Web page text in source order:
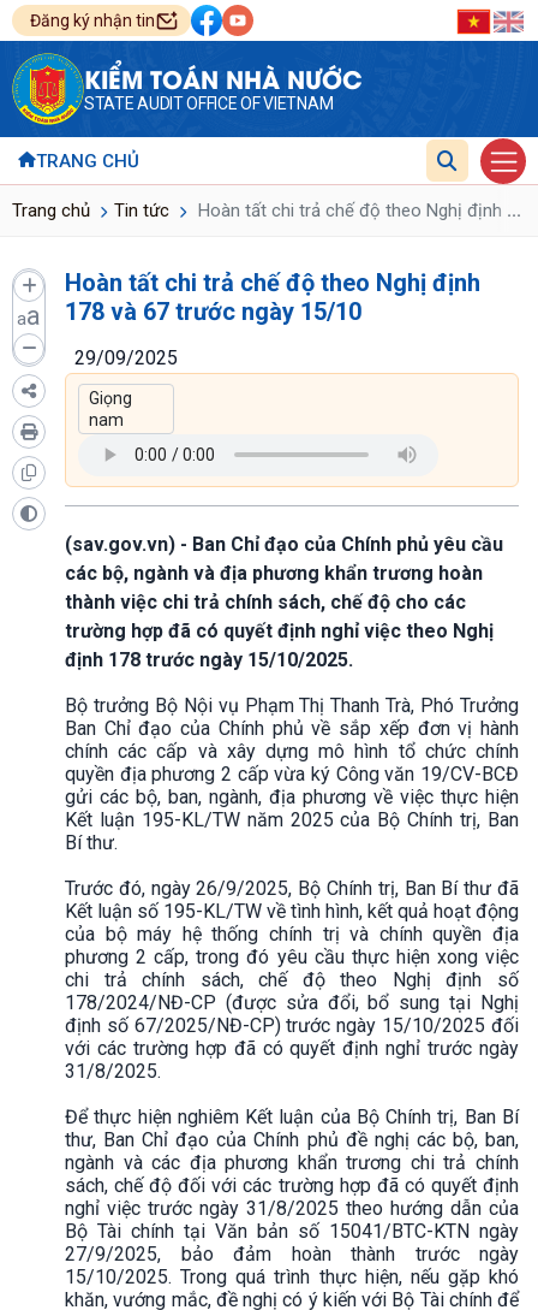
Đăng ký nhận tin
KIỂM TOÁN NHÀ NƯỚC
STATE AUDIT OFFICE OF VIETNAM
TRANG CHỦ
Trang chủ Tin tức Hoàn tất chi trả chế độ theo Nghị định ...
aa
Hoàn tất chi trả chế độ theo Nghị định
178 và 67 trước ngày 15/10
29/09/2025
(sav.gov.vn) - Ban Chỉ đạo của Chính phủ yêu cầu
các bộ, ngành và địa phương khẩn trương hoàn
thành việc chi trả chính sách, chế độ cho các
trường hợp đã có quyết định nghỉ việc theo Nghị
định 178 trước ngày 15/10/2025.
Bộ trưởng Bộ Nội vụ Phạm Thị Thanh Trà, Phó Trưởng
Ban Chỉ đạo của Chính phủ về sắp xếp đơn vị hành
chính các cấp và xây dựng mô hình tổ chức chính
quyền địa phương 2 cấp vừa ký Công văn 19/CV-BCĐ
gửi các bộ, ban, ngành, địa phương về việc thực hiện
Kết luận 195-KL/TW năm 2025 của Bộ Chính trị, Ban
Bí thư.
Trước đó, ngày 26/9/2025, Bộ Chính trị, Ban Bí thư đã
Kết luận số 195-KL/TW về tình hình, kết quả hoạt động
của bộ máy hệ thống chính trị và chính quyền địa
phương 2 cấp, trong đó yêu cầu thực hiện xong việc
chi trả chính sách, chế độ theo Nghị định số
178/2024/NĐ-CP (được sửa đổi, bổ sung tại Nghị
định số 67/2025/NĐ-CP) trước ngày 15/10/2025 đối
với các trường hợp đã có quyết định nghỉ trước ngày
31/8/2025.
Để thực hiện nghiêm Kết luận của Bộ Chính trị, Ban Bí
thư, Ban Chỉ đạo của Chính phủ đề nghị các bộ, ban,
ngành và các địa phương khẩn trương chi trả chính
sách, chế độ đối với các trường hợp đã có quyết định
nghỉ việc trước ngày 31/8/2025 theo hướng dẫn của
Bộ Tài chính tại Văn bản số 15041/BTC-KTN ngày
27/9/2025, bảo đảm hoàn thành trước ngày
15/10/2025. Trong quá trình thực hiện, nếu gặp khó
khăn, vướng mắc, đề nghị có ý kiến với Bộ Tài chính để